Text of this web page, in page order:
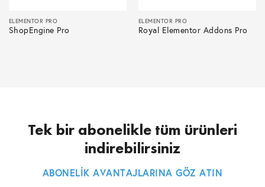
ELEMENTOR PRO
ShopEngine Pro
ELEMENTOR PRO
Royal Elementor Addons Pro
Tek bir abonelikle tüm ürünleri
indirebilirsiniz
ABONELİK AVANTAJLARINA GÖZ ATIN